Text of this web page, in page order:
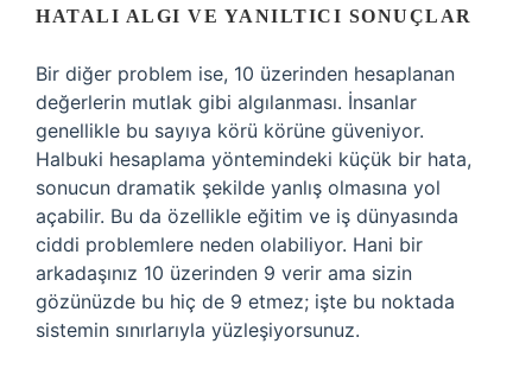
HATALI ALGI VE YANILTICI SONUÇLAR
Bir diğer problem ise, 10 üzerinden hesaplanan
değerlerin mutlak gibi algılanması. İnsanlar
genellikle bu sayıya körü körüne güveniyor.
Halbuki hesaplama yöntemindeki küçük bir hata,
sonucun dramatik şekilde yanlış olmasına yol
açabilir. Bu da özellikle eğitim ve iş dünyasında
ciddi problemlere neden olabiliyor. Hani bir
arkadaşınız 10 üzerinden 9 verir ama sizin
gözünüzde bu hiç de 9 etmez; işte bu noktada
sistemin sınırlarıyla yüzleşiyorsunuz.